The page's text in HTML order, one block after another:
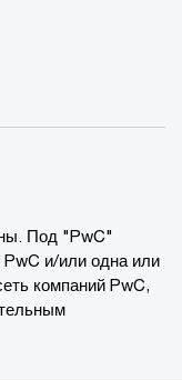
Под "PwC"
PwC и/или одна или
компаний PwC,